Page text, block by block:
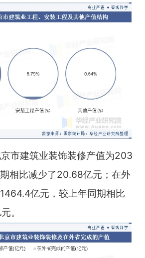
市建筑业装饰装修产值为203
相比减少了20.68亿元；在外
亿元，较上年同期相比
。